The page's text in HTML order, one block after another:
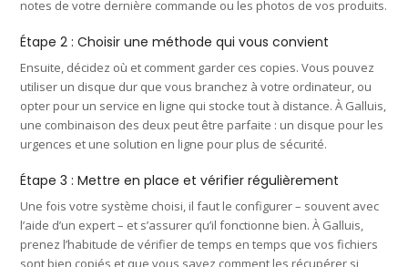
notes de votre dernière commande ou les photos de vos produits.
Étape 2 : Choisir une méthode qui vous convient
Ensuite, décidez où et comment garder ces copies. Vous pouvez
utiliser un disque dur que vous branchez à votre ordinateur, ou
opter pour un service en ligne qui stocke tout à distance. À Galluis,
une combinaison des deux peut être parfaite : un disque pour les
urgences et une solution en ligne pour plus de sécurité.
Étape 3 : Mettre en place et vérifier régulièrement
Une fois votre système choisi, il faut le configurer – souvent avec
l’aide d’un expert – et s’assurer qu’il fonctionne bien. À Galluis,
prenez l’habitude de vérifier de temps en temps que vos fichiers
sont bien copiés et que vous savez comment les récupérer si